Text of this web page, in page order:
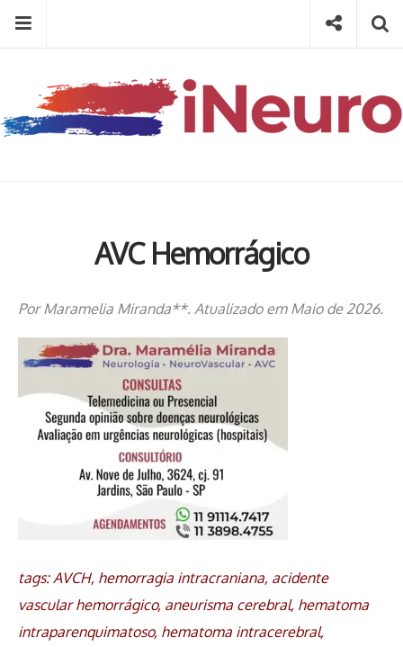
content
Menu
then
press
Type your search keyword, and press enter to search
Social
AVC Hemorrágico
Por Maramelia Miranda**. Atualizado em Maio de 2026.
tags: AVCH, hemorragia intracraniana, acidente
vascular hemorrágico, aneurisma cerebral, hematoma
intraparenquimatoso, hematoma intracerebral,